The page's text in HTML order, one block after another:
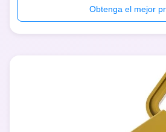
cerdo La identificación del ganado
metalear de la etiqueta con
Obtenga el mejor